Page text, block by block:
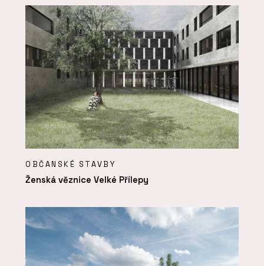
OBČANSKÉ STAVBY
Ženská věznice Velké Přílepy